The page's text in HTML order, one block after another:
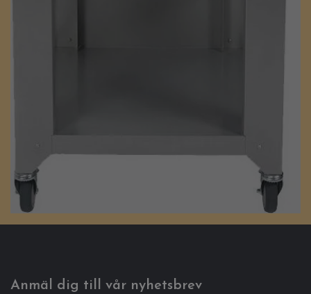
Anmäl dig till vår nyhetsbrev